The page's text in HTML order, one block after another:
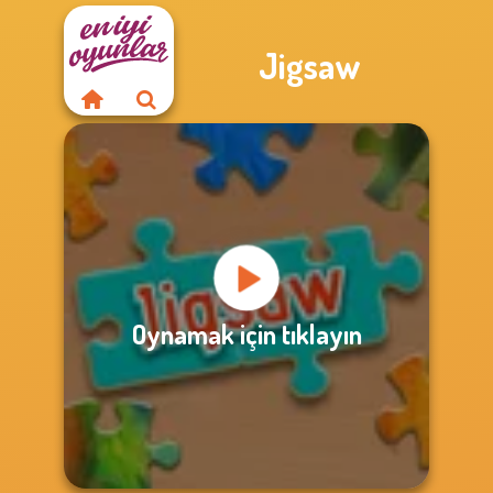
Jigsaw
Oynamak için tıklayın